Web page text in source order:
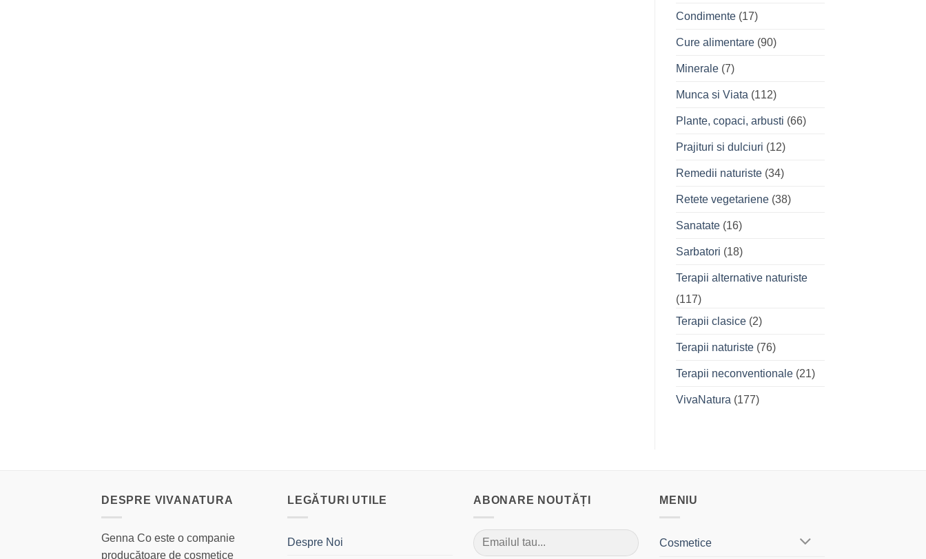
Condimente(17)
Cure alimentare(90)
Minerale(7)
Munca si Viata (112)
Plante, copaci, arbusti (66)
Prajituri si dulciuri (12)
Remedii naturiste(34)
Retete vegetariene(38)
Sanatate(16)
Sarbatori (18)
Terapii alternative naturiste
(117)
Terapii clasice(2)
Terapii naturiste(76)
Terapii neconventionale(21)
VivaNatura (177)
DESPRE VIVANATURA
Genna Co este o companie
producătoare de cosmetice
LEGĂTURI UTILE
Despre Noi
ABONARE NOUTĂȚI MENIU
Cosmetice